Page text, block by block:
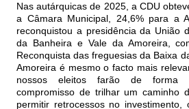
Nas autárquicas de 2025, a CDU
a Câmara Municipal, 24,6% para a
reconquistou a presidência da União
da Banheira e Vale da Amoreira,
Reconquista das freguesias da Baixa
Amoreira é mesmo o facto mais
nossos eleitos farão de forma
compromisso de trilhar um caminho
permitir retrocessos no